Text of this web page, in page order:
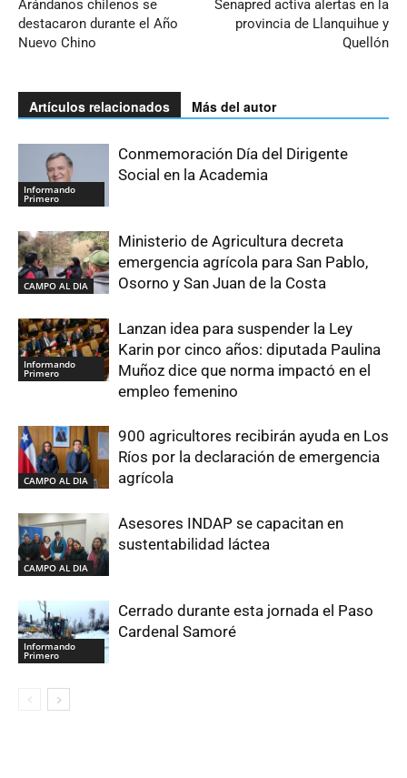
Arándanos chilenos se
destacaron durante el Año
Nuevo Chino
Senapred activa alertas en la
provincia de Llanquihue y
Quellón
Artículos relacionados Más del autor
Informando
Primero
Conmemoración Día del Dirigente
Social en la Academia
CAMPO AL DIA
Ministerio de Agricultura decreta
emergencia agrícola para San Pablo,
Osorno y San Juan de la Costa
Informando
Primero
Lanzan idea para suspender la Ley
Karin por cinco años: diputada Paulina
Muñoz dice que norma impactó en el
empleo femenino
CAMPO AL DIA
900 agricultores recibirán ayuda en Los
Ríos por la declaración de emergencia
agrícola
CAMPO AL DIA
Asesores INDAP se capacitan en
sustentabilidad láctea
Informando
Primero
Cerrado durante esta jornada el Paso
Cardenal Samoré